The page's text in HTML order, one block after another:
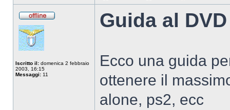
Iscritto il: domenica 2 febbraio
2003, 16:15
Messaggi: 11
Guida al
Ecco una guida
ottenere il
alone, ps2, ecc